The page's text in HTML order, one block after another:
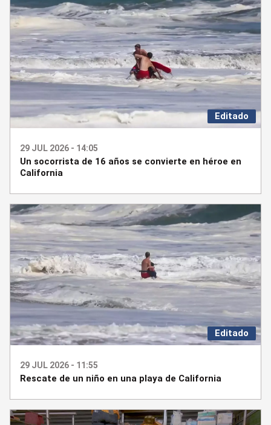
Editado
29 JUL 2026 - 14:05
Un socorrista de 16 años se convierte en héroe en
California
Editado
29 JUL 2026 - 11:55
Rescate de un niño en una playa de California